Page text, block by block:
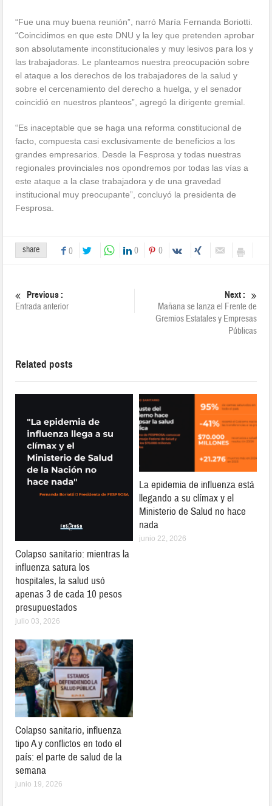
“Fue una muy buena reunión”, narró María Fernanda Boriotti.
“Coincidimos en que este DNU y la ley que pretenden aprobar
son absolutamente inconstitucionales y muy lesivos para los y
las trabajadoras. Le planteamos nuestra preocupación sobre
el ataque a los derechos de los trabajadores de la salud y
sobre el cercenamiento del derecho a huelga, y el senador
coincidió en nuestros planteos”, agregó la dirigente gremial.
“Es inaceptable que se haga una reforma constitucional de
facto, compuesta casi exclusivamente de beneficios a los
grandes empresarios. Desde la Fesprosa y todas nuestras
regionales provinciales nos opondremos por todas las vías a
este ataque a la clase trabajadora y de una gravedad
institucional muy preocupante”, concluyó la presidenta de
Fesprosa.
share 0 0 0
Previous :
Entrada anterior
Next :
Mañana se lanza el Frente de
Gremios Estatales y Empresas
Públicas
Related posts
Colapso sanitario: mientras la
influenza satura los
hospitales, la salud usó
apenas 3 de cada 10 pesos
presupuestados
julio 03, 2026
La epidemia de influenza está
llegando a su clímax y el
Ministerio de Salud no hace
nada
junio 22, 2026
Colapso sanitario, influenza
tipo A y conflictos en todo el
país: el parte de salud de la
semana
junio 19, 2026